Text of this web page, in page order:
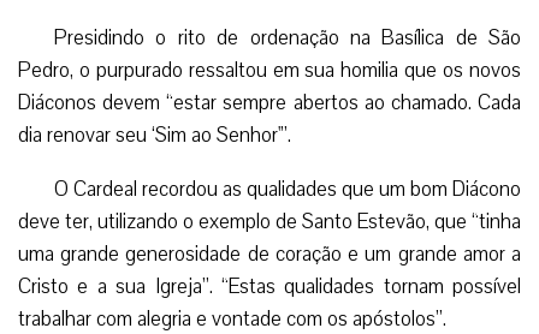
Presidindo o rito de ordenação na Basílica de São
Pedro, o purpurado ressaltou em sua homilia que os novos
Diáconos devem “estar sempre abertos ao chamado. Cada
dia renovar seu ‘Sim ao Senhor'”.
O Cardeal recordou as qualidades que um bom Diácono
deve ter, utilizando o exemplo de Santo Estevão, que “tinha
uma grande generosidade de coração e um grande amor a
Cristo e a sua Igreja”. “Estas qualidades tornam possível
trabalhar com alegria e vontade com os apóstolos”.